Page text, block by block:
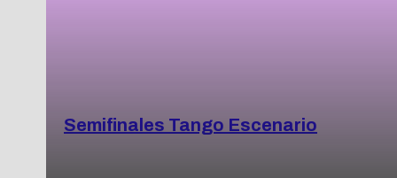
Semifinales Tango Escenario